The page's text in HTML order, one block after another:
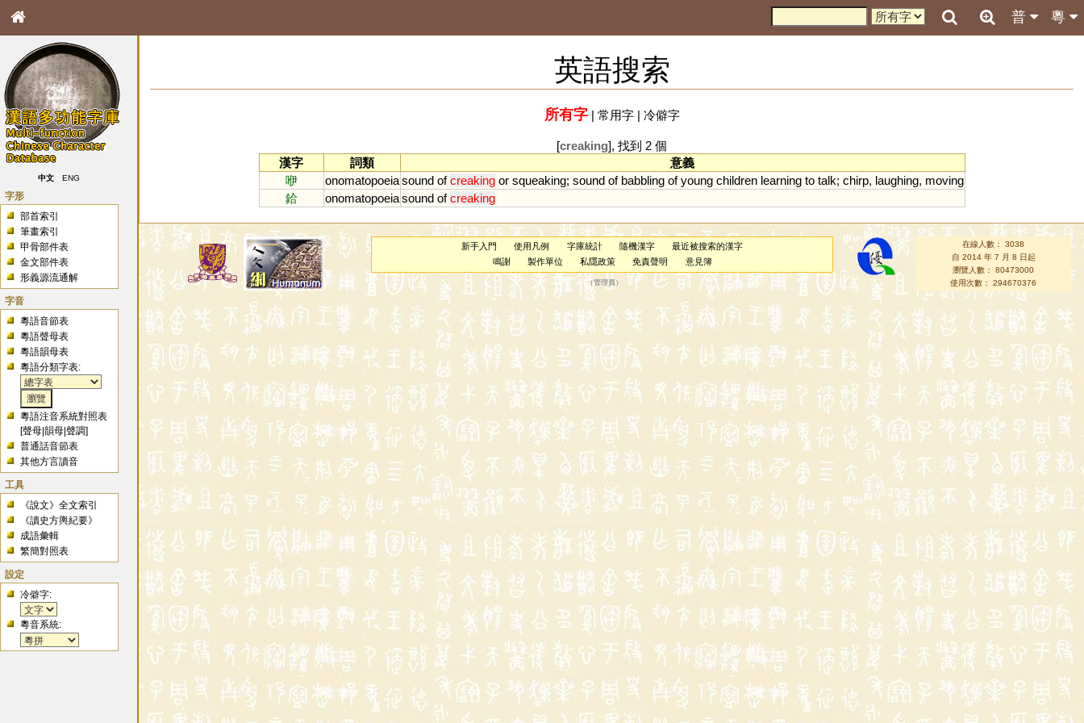
粵
普
中文 ENG
字形
部首索引
筆畫索引
甲骨部件表
金文部件表
形義源流通解
字音
粵語音節表
粵語聲母表
粵語韻母表
粵語分類字表:
粵語注音系統對照表
[聲母 |韻母 |聲調]
普通話音節表
其他方言讀音
工具
《說文》全文索引
《讀史方輿紀要》
成語彙輯
繁簡對照表
設定
冷僻字:
粵音系統:
英語搜索
所有字| 常用字| 冷僻字
[creaking], 找到 2 個
漢字
詞類
意義
咿
onomatopoeia sound of creaking or squeaking; sound of babbling of young children learning to talk; chirp, laughing, moving
鉿
onomatopoeia sound of creaking
新手入門 使用凡例 字庫統計 隨機漢字
最近被搜索的漢字
鳴謝
製作單位 私隱政策 免責聲明 意見簿
（管理員 ）
在線人數： 3038
自 2014 年 7 月 8 日起
瀏覽人數： 80473000
使用次數： 294670376